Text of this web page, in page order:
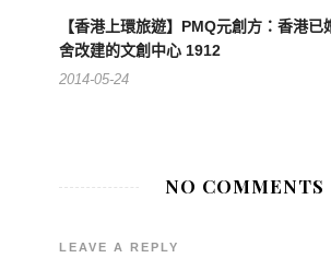
【香港上環旅遊】PMQ元創方：香港已
舍改建的文創中心 1912
2014-05-24
NO COMMENTS
LEAVE A REPLY